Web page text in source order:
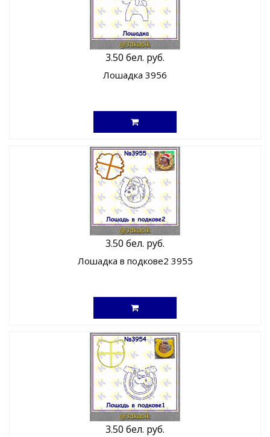
3.50 бел. руб.
Лошадка 3956
3.50 бел. руб.
Лошадка в подкове2 3955
3.50 бел. руб.